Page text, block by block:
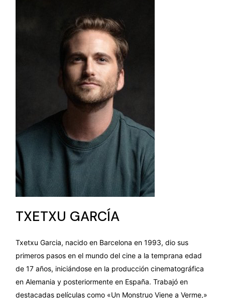
TXETXU GARCÍA
Txetxu Garcia, nacido en Barcelona en 1993, dio sus
primeros pasos en el mundo del cine a la temprana edad
de 17 años, iniciándose en la producción cinematográfica
en Alemania y posteriormente en España. Trabajó en
destacadas películas como «Un Monstruo Viene a Verme,»